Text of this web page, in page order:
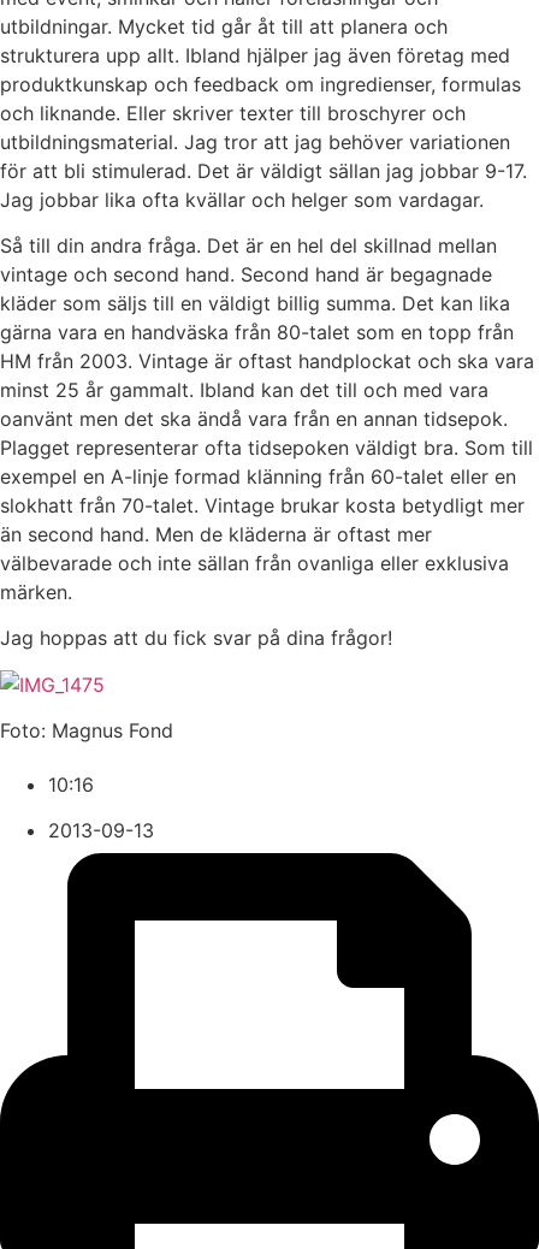
utbildningar. Mycket tid går åt till att planera och
strukturera upp allt. Ibland hjälper jag även företag med
produktkunskap och feedback om ingredienser, formulas
och liknande. Eller skriver texter till broschyrer och
utbildningsmaterial. Jag tror att jag behöver variationen
för att bli stimulerad. Det är väldigt sällan jag jobbar 9-17.
Jag jobbar lika ofta kvällar och helger som vardagar.
Så till din andra fråga. Det är en hel del skillnad mellan
vintage och second hand. Second hand är begagnade
kläder som säljs till en väldigt billig summa. Det kan lika
gärna vara en handväska från 80-talet som en topp från
HM från 2003. Vintage är oftast handplockat och ska vara
minst 25 år gammalt. Ibland kan det till och med vara
oanvänt men det ska ändå vara från en annan tidsepok.
Plagget representerar ofta tidsepoken väldigt bra. Som till
exempel en A-linje formad klänning från 60-talet eller en
slokhatt från 70-talet. Vintage brukar kosta betydligt mer
än second hand. Men de kläderna är oftast mer
välbevarade och inte sällan från ovanliga eller exklusiva
märken.
Jag hoppas att du fick svar på dina frågor!
Foto: Magnus Fond
10:16
2013-09-13